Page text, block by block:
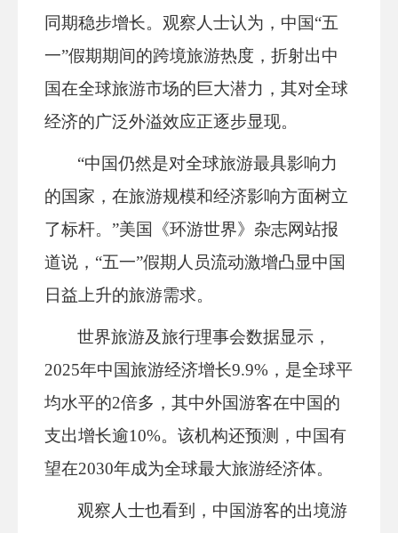
同期稳步增长。观察人士认为，中国“五
一”假期期间的跨境旅游热度，折射出中
国在全球旅游市场的巨大潜力，其对全球
经济的广泛外溢效应正逐步显现。
“中国仍然是对全球旅游最具影响力
的国家，在旅游规模和经济影响方面树立
了标杆。”美国《环游世界》杂志网站报
道说，“五一”假期人员流动激增凸显中国
日益上升的旅游需求。
世界旅游及旅行理事会数据显示，
2025年中国旅游经济增长9.9%，是全球平
均水平的2倍多，其中外国游客在中国的
支出增长逾10%。该机构还预测，中国有
望在2030年成为全球最大旅游经济体。
观察人士也看到，中国游客的出境游